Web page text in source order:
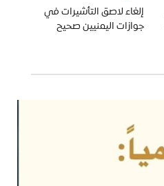
إلغاء لاصق التأشيرات في
جوازات اليمنيين صحيح